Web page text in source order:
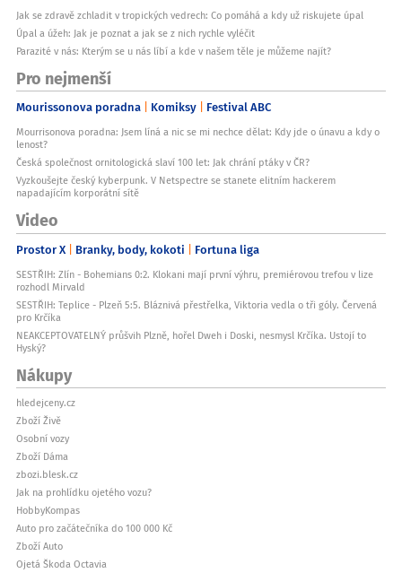
Jak se zdravě zchladit v tropických vedrech: Co pomáhá a kdy už riskujete úpal
Úpal a úžeh: Jak je poznat a jak se z nich rychle vyléčit
Parazité v nás: Kterým se u nás líbí a kde v našem těle je můžeme najít?
Pro nejmenší
Mourissonova poradna Komiksy Festival ABC
Mourrisonova poradna: Jsem líná a nic se mi nechce dělat: Kdy jde o únavu a kdy o
lenost?
Česká společnost ornitologická slaví 100 let: Jak chrání ptáky v ČR?
Vyzkoušejte český kyberpunk. V Netspectre se stanete elitním hackerem
napadajícím korporátní sítě
Video
Prostor X Branky, body, kokoti Fortuna liga
SESTŘIH: Zlín - Bohemians 0:2. Klokani mají první výhru, premiérovou trefou v lize
rozhodl Mirvald
SESTŘIH: Teplice - Plzeň 5:5. Bláznivá přestřelka, Viktoria vedla o tři góly. Červená
pro Krčíka
NEAKCEPTOVATELNÝ průšvih Plzně, hořel Dweh i Doski, nesmysl Krčíka. Ustojí to
Hyský?
Nákupy
hledejceny.cz
Zboží Živě
Osobní vozy
Zboží Dáma
zbozi.blesk.cz
Jak na prohlídku ojetého vozu?
HobbyKompas
Auto pro začátečníka do 100 000 Kč
Zboží Auto
Ojetá Škoda Octavia